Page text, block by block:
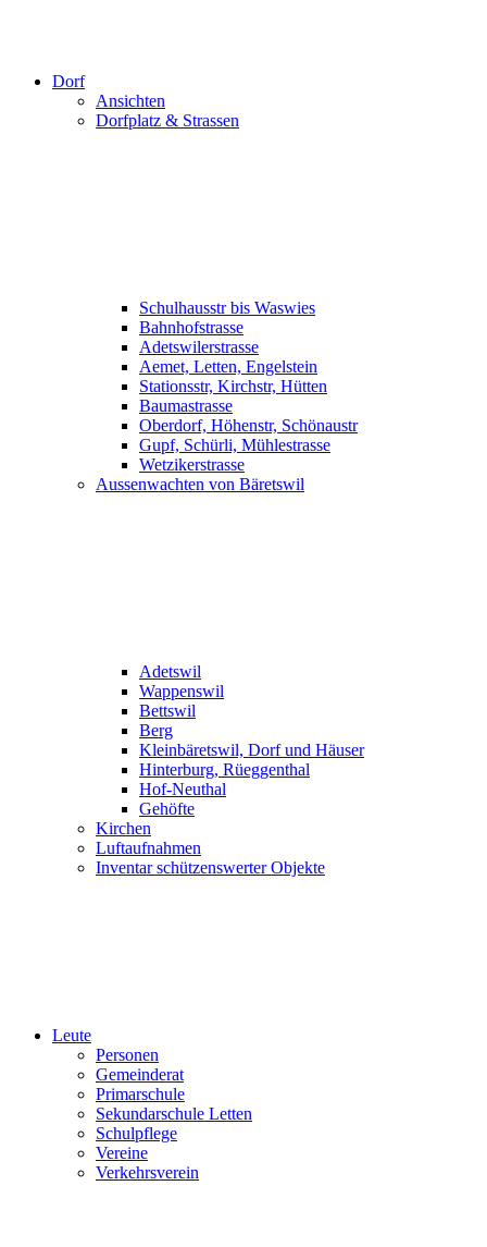
Dorf
Ansichten
Dorfplatz & Strassen
Schulhausstr bis Waswies
Bahnhofstrasse
Adetswilerstrasse
Aemet, Letten, Engelstein
Stationsstr, Kirchstr, Hütten
Baumastrasse
Oberdorf, Höhenstr, Schönaustr
Gupf, Schürli, Mühlestrasse
Wetzikerstrasse
Aussenwachten von Bäretswil
Adetswil
Wappenswil
Bettswil
Berg
Kleinbäretswil, Dorf und Häuser
Hinterburg, Rüeggenthal
Hof-Neuthal
Gehöfte
Kirchen
Luftaufnahmen
Inventar schützenswerter Objekte
Leute
Personen
Gemeinderat
Primarschule
Sekundarschule Letten
Schulpflege
Vereine
Verkehrsverein